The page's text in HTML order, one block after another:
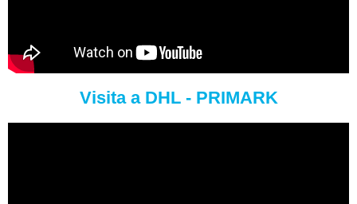
Visita a DHL - PRIMARK